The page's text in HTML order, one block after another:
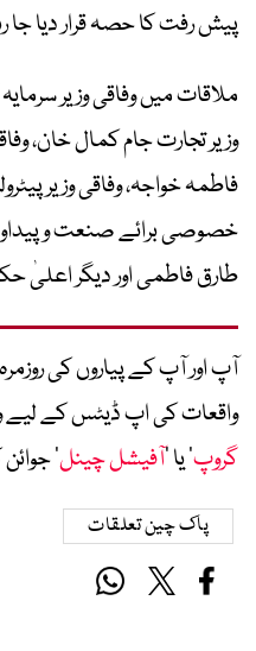
پیش رفت کا حصہ قرار دیا جا
ملاقات میں وفاقی وزیر
وزیر تجارت جام کمال خان،
فاطمہ خواجہ، وفاقی وزیر
خصوصی برائے صنعت و
طارق فاطمی اور دیگر اعلیٰ
آپ اور آپ کے پیاروں کی
واقعات کی اپ ڈیٹس کے لیے
گروپ‘ یا ’آفیشل چینل‘
پاک چین تعلقات